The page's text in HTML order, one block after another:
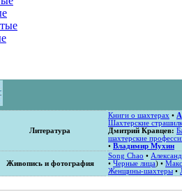
Литература
Книги о шахтерах •
Шахтерские
Дмитрий Кравцев:
шахтерские
• Владимир Мухин
Живопись и фотография
Song Chao •
• Черные лица) •
Женщины-шахтеры •